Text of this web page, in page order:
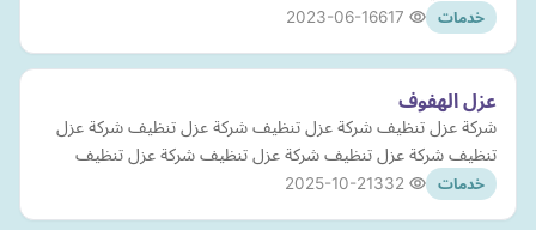
خدمات 2023-06-16
عزل الهفوف
شركة عزل تنظيف شركة عزل تنظيف شركة عزل تنظيف شركة عزل
تنظيف شركة عزل تنظيف شركة عزل تنظيف شركة عزل تنظيف
خدمات 2025-10-21